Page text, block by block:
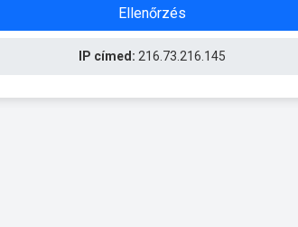
Ellenőrzés
IP címed: 216.73.216.145